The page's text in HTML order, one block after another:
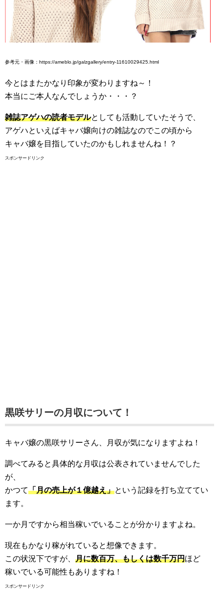
参考元・画像：https://ameblo.jp/galzgallery/entry-11610029425.html
今とはまたかなり印象が変わりますね～！
本当にご本人なんでしょうか・・・？
雑誌アゲハの読者モデルとしても活動していたそうで、
アゲハといえばキャバ嬢向けの雑誌なのでこの頃から
キャバ嬢を目指していたのかもしれませんね！？
スポンサードリンク
黒咲サリーの月収について！
キャバ嬢の黒咲サリーさん、月収が気になりますよね！
調べてみると具体的な月収は公表されていませんでした
が、
かつて「月の売上が１億越え」という記録を打ち立ててい
ます。
一か月ですから相当稼いでいることが分かりますよね。
現在もかなり稼がれていると想像できます。
この状況下ですが、 月に数百万、もしくは数千万円ほど
稼いでいる可能性もありますね！
スポンサードリンク